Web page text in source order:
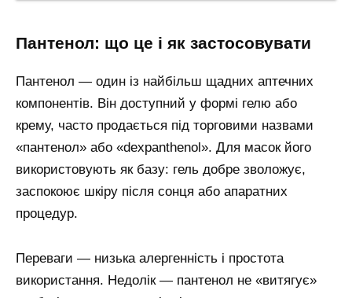
пантенол: що це і як застосовувати
Пантенол — один із найбільш щадних аптечних
компонентів. Він доступний у формі гелю або
крему, часто продається під торговими назвами
«пантенол» або «dexpanthenol». Для масок його
використовують як базу: гель добре зволожує,
заспокоює шкіру після сонця або апаратних
процедур.
Переваги — низька алергенність і простота
використання. Недолік — пантенол не «витягує»